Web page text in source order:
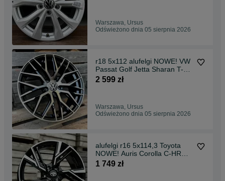
Warszawa, Ursus
Odświeżono dnia 05 sierpnia 2026
r18 5x112 alufelgi NOWE! VW
Passat Golf Jetta Sharan T-
roc Touran Cadd
2 599 zł
Warszawa, Ursus
Odświeżono dnia 05 sierpnia 2026
alufelgi r16 5x114,3 Toyota
NOWE! Auris Corolla C-HR
Avensis Ver Camry
1 749 zł